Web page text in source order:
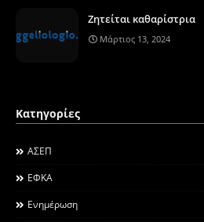
Ζητείται καθαρίστρια
Μάρτιος 13, 2024
Κατηγορίες
ΑΣΕΠ
ΕΦΚΑ
Ενημέρωση